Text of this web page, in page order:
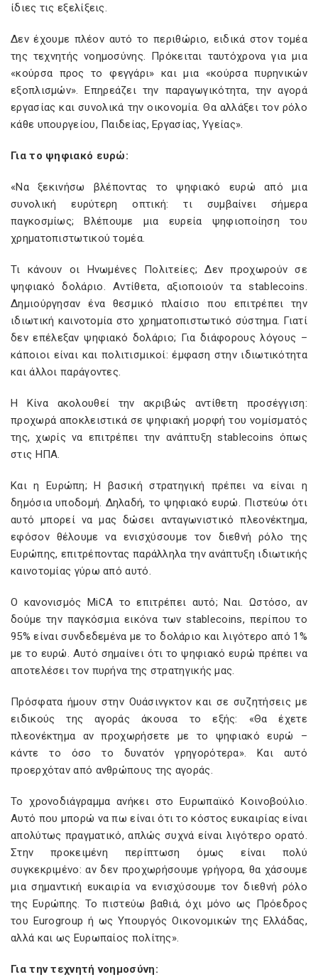
ίδιες τις εξελίξεις.
Δεν έχουμε πλέον αυτό το περιθώριο, ειδικά στον τομέα
της τεχνητής νοημοσύνης. Πρόκειται ταυτόχρονα για μια
«κούρσα προς το φεγγάρι» και μια «κούρσα πυρηνικών
εξοπλισμών». Επηρεάζει την παραγωγικότητα, την αγορά
εργασίας και συνολικά την οικονομία. Θα αλλάξει τον ρόλο
κάθε υπουργείου, Παιδείας, Εργασίας, Υγείας».
Για το ψηφιακό ευρώ:
«Να ξεκινήσω βλέποντας το ψηφιακό ευρώ από μια
συνολική ευρύτερη οπτική: τι συμβαίνει σήμερα
παγκοσμίως; Βλέπουμε μια ευρεία ψηφιοποίηση του
χρηματοπιστωτικού τομέα.
Τι κάνουν οι Ηνωμένες Πολιτείες; Δεν προχωρούν σε
ψηφιακό δολάριο. Αντίθετα, αξιοποιούν τα stablecoins.
Δημιούργησαν ένα θεσμικό πλαίσιο που επιτρέπει την
ιδιωτική καινοτομία στο χρηματοπιστωτικό σύστημα. Γιατί
δεν επέλεξαν ψηφιακό δολάριο; Για διάφορους λόγους –
κάποιοι είναι και πολιτισμικοί: έμφαση στην ιδιωτικότητα
και άλλοι παράγοντες.
Η Κίνα ακολουθεί την ακριβώς αντίθετη προσέγγιση:
προχωρά αποκλειστικά σε ψηφιακή μορφή του νομίσματός
της, χωρίς να επιτρέπει την ανάπτυξη stablecoins όπως
στις ΗΠΑ.
Και η Ευρώπη; Η βασική στρατηγική πρέπει να είναι η
δημόσια υποδομή. Δηλαδή, το ψηφιακό ευρώ. Πιστεύω ότι
αυτό μπορεί να μας δώσει ανταγωνιστικό πλεονέκτημα,
εφόσον θέλουμε να ενισχύσουμε τον διεθνή ρόλο της
Ευρώπης, επιτρέποντας παράλληλα την ανάπτυξη ιδιωτικής
καινοτομίας γύρω από αυτό.
Ο κανονισμός MiCA το επιτρέπει αυτό; Ναι. Ωστόσο, αν
δούμε την παγκόσμια εικόνα των stablecoins, περίπου το
95% είναι συνδεδεμένα με το δολάριο και λιγότερο από 1%
με το ευρώ. Αυτό σημαίνει ότι το ψηφιακό ευρώ πρέπει να
αποτελέσει τον πυρήνα της στρατηγικής μας.
Πρόσφατα ήμουν στην Ουάσινγκτον και σε συζητήσεις με
ειδικούς της αγοράς άκουσα το εξής: «Θα έχετε
πλεονέκτημα αν προχωρήσετε με το ψηφιακό ευρώ –
κάντε το όσο το δυνατόν γρηγορότερα». Και αυτό
προερχόταν από ανθρώπους της αγοράς.
Το χρονοδιάγραμμα ανήκει στο Ευρωπαϊκό Κοινοβούλιο.
Αυτό που μπορώ να πω είναι ότι το κόστος ευκαιρίας είναι
απολύτως πραγματικό, απλώς συχνά είναι λιγότερο ορατό.
Στην προκειμένη περίπτωση όμως είναι πολύ
συγκεκριμένο: αν δεν προχωρήσουμε γρήγορα, θα χάσουμε
μια σημαντική ευκαιρία να ενισχύσουμε τον διεθνή ρόλο
της Ευρώπης. Το πιστεύω βαθιά, όχι μόνο ως Πρόεδρος
του Eurogroup ή ως Υπουργός Οικονομικών της Ελλάδας,
αλλά και ως Ευρωπαίος πολίτης».
Για την τεχνητή νοημοσύνη: